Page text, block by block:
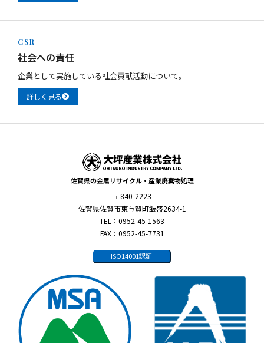
CSR
社会への責任
企業として実施している社会貢献活動について。
詳しく見る
佐賀県の金属リサイクル・産業廃棄物処理
〒840-2223
佐賀県佐賀市東与賀町飯盛2634-1
TEL：0952-45-1563
FAX：0952-45-7731
ISO14001認証